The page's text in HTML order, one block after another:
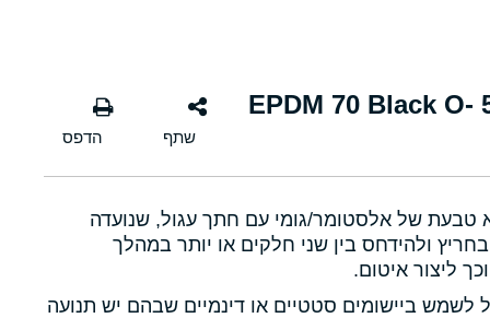
אורינג שחור - 296.00×5.00 EPDM 70 Black O-
טבעת של אלסטומר/גומי עם חתך עגול, שנועדה
ולהידחס בין שני חלקים או יותר במהלך
ליצור איטום.
לשמש ביישומים סטטיים או דינמיים שבהם יש תנועה